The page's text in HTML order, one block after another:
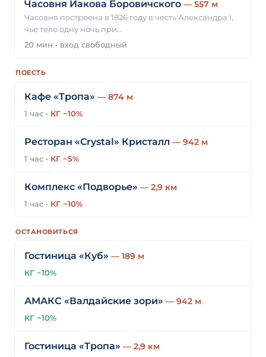
Часовня Иакова Боровичского — 557 м
Часовня построена в 1826 году в честь Александра I,
чье тело одну ночь при…
20 мин · вход свободный
ПОЕСТЬ
Кафе «Тропа» — 874 м
1 час · КГ −10%
Ресторан «Crystal» Кристалл — 942 м
1 час · КГ −5%
Комплекс «Подворье» — 2,9 км
1 час · КГ −10%
ОСТАНОВИТЬСЯ
Гостиница «Куб» — 189 м
КГ −10%
АМАКС «Валдайские зори» — 942 м
КГ −10%
Гостиница «Тропа» — 2,9 км